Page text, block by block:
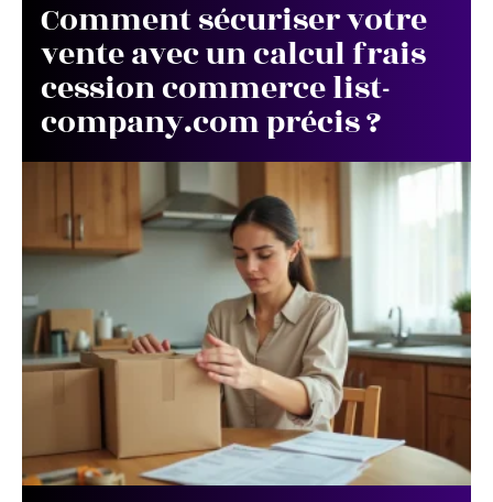
Comment sécuriser votre
vente avec un calcul frais
cession commerce list-
company.com précis ?